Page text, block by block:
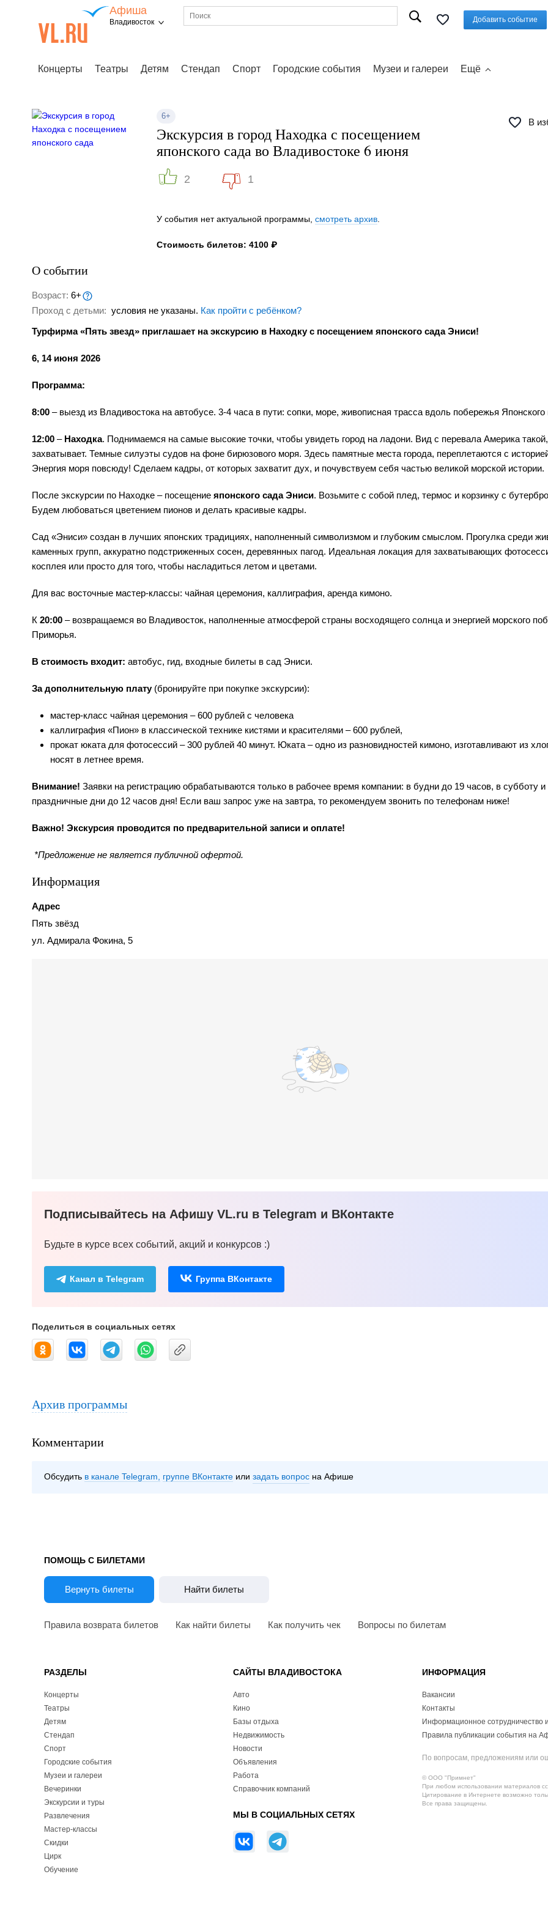
Афиша
Владивосток Добавить событие
Концерты Театры Детям Стендап Спорт Городские события Музеи и галереи Ещё
6+
В
Экскурсия в город Находка с посещением
японского сада во Владивостоке 6 июня
2 1
У события нет актуальной программы, смотреть архив
Стоимость билетов: 4100 ₽
О событии
Возраст: 6+
Проход с детьми: условия не указаны. Как пройти с ребёнком?
Турфирма «Пять звезд» приглашает на экскурсию в Находку с посещением японского сада Эниси!
6, 14 июня 2026
Программа:
8:00 – выезд из Владивостока на автобусе. 3-4 часа в пути: сопки, море, живописная трасса вдоль побережья Японского
12:00 –Находка. Поднимаемся на самые высокие точки, чтобы увидеть город на ладони. Вид с перевала Америка
захватывает. Темные силуэты судов на фоне бирюзового моря. Здесь памятные места города, переплетаются с
Энергия моря повсюду! Сделаем кадры, от которых захватит дух, и почувствуем себя частью великой морской истории.
После экскурсии по Находке – посещение японского сада Эниси. Возьмите с собой плед, термос и корзинку с
Будем любоваться цветением пионов и делать красивые кадры.
Сад «Эниси» создан в лучших японских традициях, наполненный символизмом и глубоким смыслом. Прогулка среди
каменных групп, аккуратно подстриженных сосен, деревянных пагод. Идеальная локация для захватывающих
косплея или просто для того, чтобы насладиться летом и цветами.
Для вас восточные мастер-классы: чайная церемония, каллиграфия, аренда кимоно.
К 20:00 – возвращаемся во Владивосток, наполненные атмосферой страны восходящего солнца и энергией морского
Приморья.
В стоимость входит: автобус, гид, входные билеты в сад Эниси.
За дополнительную плату (бронируйте при покупке экскурсии):
мастер-класс чайная церемония – 600 рублей с человека
каллиграфия «Пион» в классической технике кистями и красителями – 600 рублей,
прокат юката для фотосессий – 300 рублей 40 минут. Юката – одно из разновидностей кимоно, изготавливают из
носят в летнее время.
Внимание! Заявки на регистрацию обрабатываются только в рабочее время компании: в будни до 19 часов, в субботу и
праздничные дни до 12 часов дня! Если ваш запрос уже на завтра, то рекомендуем звонить по телефонам ниже!
Важно! Экскурсия проводится по предварительной записи и оплате!
*Предложение не является публичной офертой.
Информация
Адрес
Пять звёзд
ул. Адмирала Фокина, 5
Подписывайтесь на Афишу VL.ru в Telegram и ВКонтакте
Будьте в курсе всех событий, акций и конкурсов :)
Канал в Telegram Группа ВКонтакте
Поделиться в социальных сетях
Архив программы
Комментарии
Обсудить в канале Telegram группе ВКонтакте задать вопрос на Афише
ПОМОЩЬ С БИЛЕТАМИ
Вернуть билеты Найти билеты
Правила возврата билетов Как найти билеты Как получить чек Вопросы по билетам
РАЗДЕЛЫ
Концерты
Театры
Детям
Стендап
Спорт
Городские события
Музеи и галереи
Вечеринки
Экскурсии и туры
Развлечения
Мастер-классы
Скидки
Цирк
Обучение
САЙТЫ ВЛАДИВОСТОКА
Авто
Кино
Базы отдыха
Недвижимость
Новости
Объявления
Работа
Справочник компаний
МЫ В СОЦИАЛЬНЫХ СЕТЯХ
ИНФОРМАЦИЯ
Вакансии
Контакты
Информационное
Правила публикации события на
По вопросам, предложениям или
© ООО "Примнет"
При любом использовании материалов
Цитирование в Интернете возможно
Все права защищены.